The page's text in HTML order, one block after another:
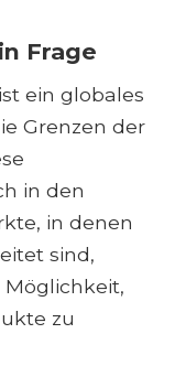
Frage
ein globales
Grenzen der
in den
in denen
sind,
zu